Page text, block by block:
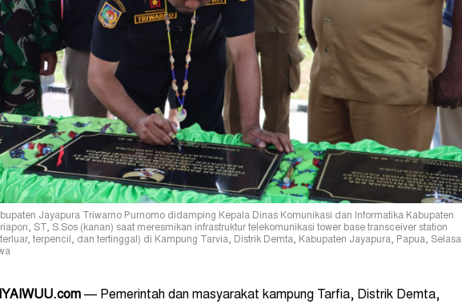
Jayapura Triwarno Purnomo didamping Kepala Dinas Komunikasi dan Informatika Kabupaten
ST, S.Sos (kanan) saat meresmikan infrastruktur telekomunikasi tower base transceiver station
terpencil, dan tertinggal) di Kampung Tarvia, Distrik Demta, Kabupaten Jayapura, Papua, Selasa
— Pemerintah dan masyarakat kampung Tarfia, Distrik Demta,